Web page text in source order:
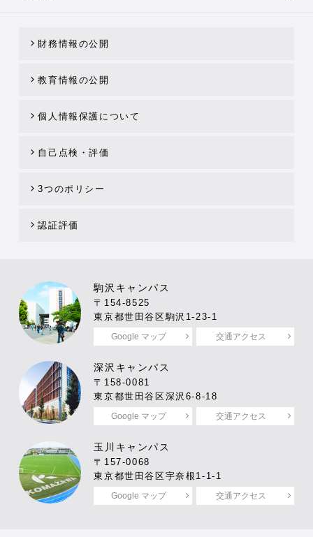
財務情報の公開
教育情報の公開
個人情報保護について
自己点検・評価
3つのポリシー
認証評価
駒沢キャンパス
〒154-8525
東京都世田谷区駒沢1-23-1
Google マップ 交通アクセス
深沢キャンパス
〒158-0081
東京都世田谷区深沢6-8-18
Google マップ 交通アクセス
玉川キャンパス
〒157-0068
東京都世田谷区宇奈根1-1-1
Google マップ 交通アクセス